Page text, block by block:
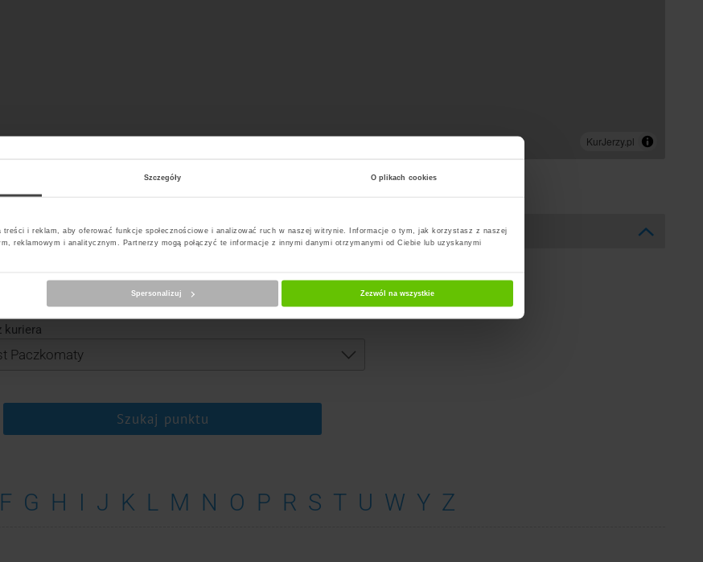
Szczegóły O plikach cookies
i reklam, aby oferować funkcje społecznościowe i analizować ruch w naszej witrynie. Informacje o tym, jak korzystasz z naszej
reklamowym i analitycznym. Partnerzy mogą połączyć te informacje z innymi danymi otrzymanymi od Ciebie lub uzyskanymi
Spersonalizuj Zezwól na wszystkie
kuriera
Szukaj punktu
F G H I J K L M N O P R S T U W Y Z